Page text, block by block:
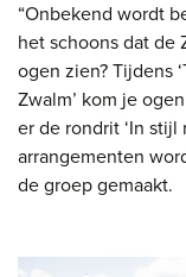
“Onbekend wordt
het schoons dat de
ogen zien? Tijdens
Zwalm’ kom je
er de rondrit ‘In stijl
arrangementen
de groep gemaakt.